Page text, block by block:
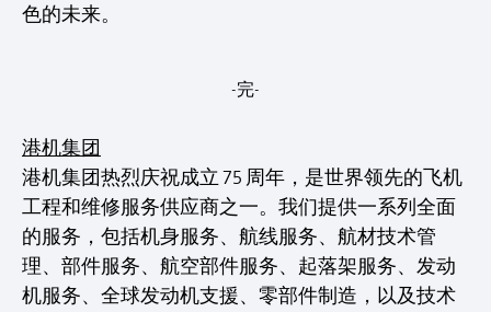
色的未来。
-完-
港机集团
港机集团热烈庆祝成立 75 周年，是世界领先的飞机
工程和维修服务供应商之一。我们提供一系列全面
的服务，包括机身服务、航线服务、航材技术管
理、部件服务、航空部件服务、起落架服务、发动
机服务、全球发动机支援、零部件制造，以及技术